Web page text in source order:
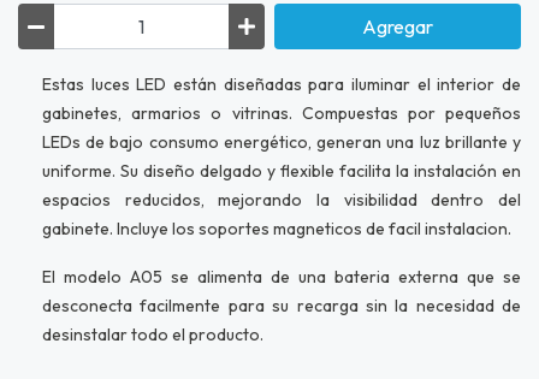
Agregar
Estas luces LED están diseñadas para iluminar el interior de
gabinetes, armarios o vitrinas. Compuestas por pequeños
LEDs de bajo consumo energético, generan una luz brillante y
uniforme. Su diseño delgado y flexible facilita la instalación en
espacios reducidos, mejorando la visibilidad dentro del
gabinete. Incluye los soportes magneticos de facil instalacion.
El modelo A05 se alimenta de una bateria externa que se
desconecta facilmente para su recarga sin la necesidad de
desinstalar todo el producto.